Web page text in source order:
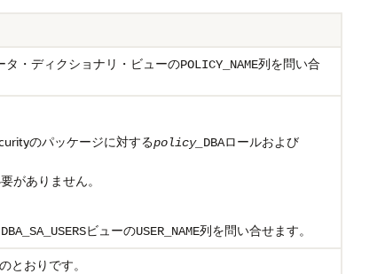
タ・ディクショナリ・ビューのPOLICY_NAME列を問い合
のパッケージに対するpolicy_ DBAロールおよび
がありません。
DBA_SA_USERSビューのUSER_NAME列を問い合せます。
とおりです。